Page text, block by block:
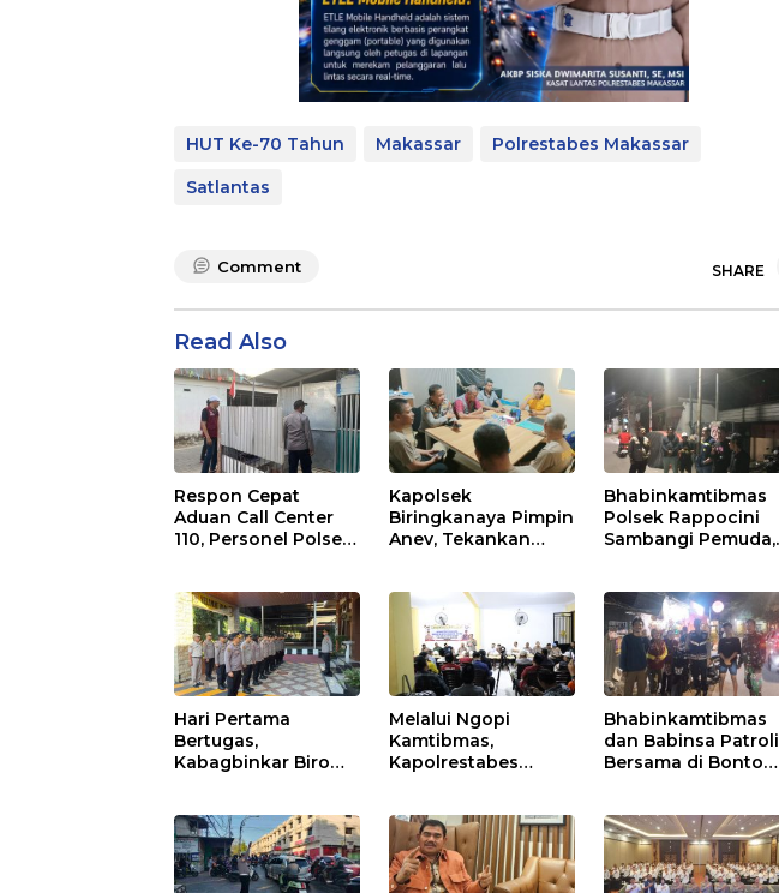
HUT Ke-70 Tahun Makassar
Polrestabes Makassar
Satlantas
Comment SHARE
Read Also
Respon Cepat
Aduan Call Center
110, Personel Polsek
Pengancaman
Kapolsek
Biringkanaya Pimpin
Anev, Tekankan
Pelayanan
Masyarakat
Bhabinkamtibmas
Polsek Rappocini
Sambangi Pemuda,
Liar
Hari Pertama
Bertugas,
Kabagbinkar Biro
dan Pertahankan
Kebersihan
Melalui Ngopi
Kamtibmas,
Kapolrestabes
Warga Tamalate
Bhabinkamtibmas
dan Babinsa Patroli
Bersama di Bonto
Kamtibmas